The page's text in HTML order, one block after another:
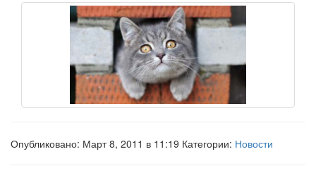
Опубликовано: Март 8, 2011 в 11:19 Категории: Новости